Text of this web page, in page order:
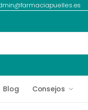
Blog Consejos